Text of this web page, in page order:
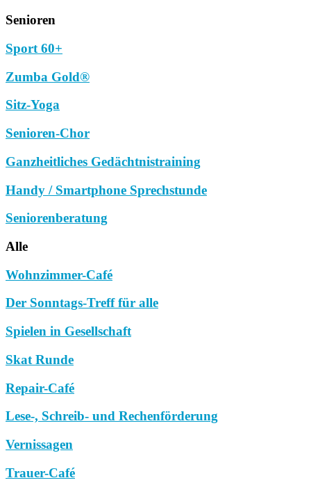
Senioren
Sport 60+
Zumba Gold®
Sitz-Yoga
Senioren-Chor
Ganzheitliches Gedächtnistraining
Handy / Smartphone Sprechstunde
Seniorenberatung
Alle
Wohnzimmer-Café
Der Sonntags-Treff für alle
Spielen in Gesellschaft
Skat Runde
Repair-Café
Lese-, Schreib- und Rechenförderung
Vernissagen
Trauer-Café